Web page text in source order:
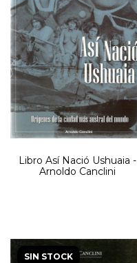
Libro Así Nació Ushuaia -
Arnoldo Canclini
SIN STOCK